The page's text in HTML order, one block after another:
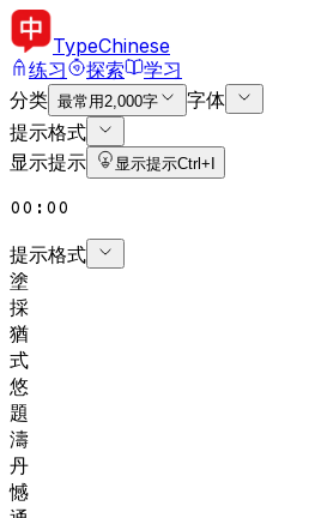
TypeChinese
练习
探索
学习
分类 最常用2,000字
字体
提示格式
显示提示
显示提示Ctrl+I
00:00
提示格式
塗
採
猶
式
悠
題
濤
丹
憾